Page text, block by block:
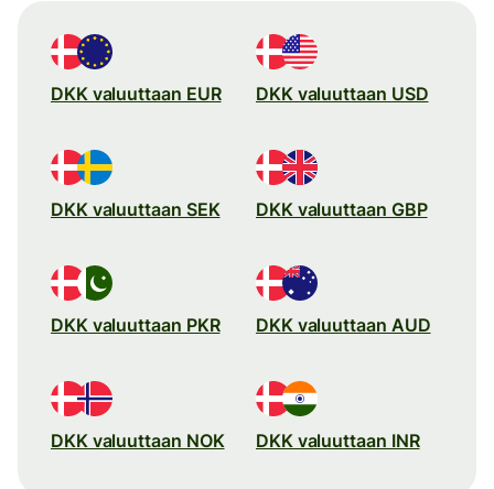
DKK valuuttaan EUR DKK valuuttaan USD
DKK valuuttaan SEK DKK valuuttaan GBP
DKK valuuttaan PKR DKK valuuttaan AUD
DKK valuuttaan NOK DKK valuuttaan INR